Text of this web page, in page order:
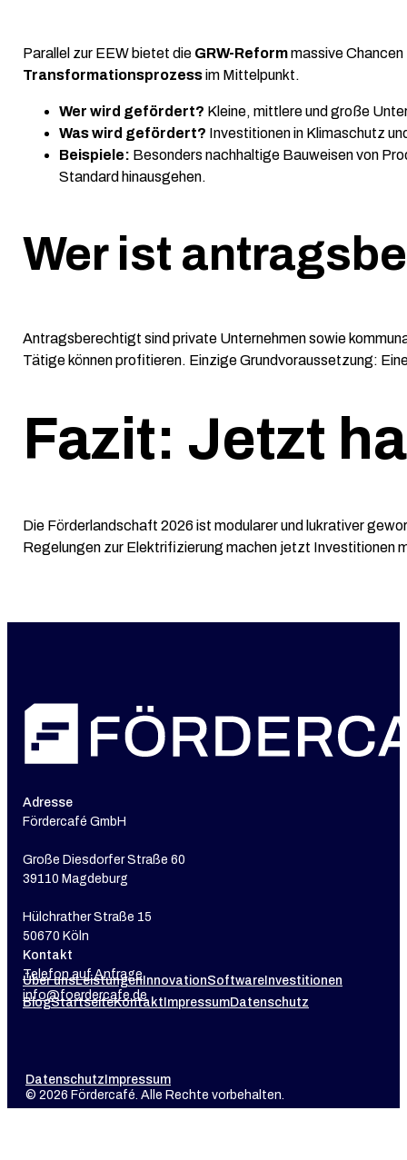
Parallel zur EEW bietet die GRW-Reformmassive
Transformationsprozessim Mittelpunkt.
Wer wird gefördert? Kleine, mittlere und große
Was wird gefördert? Investitionen in Klimaschutz
Beispiele: Besonders nachhaltige Bauweisen von
Standard hinausgehen.
Wer ist
Antragsberechtigt sind private Unternehmen sowie
Tätige können profitieren. Einzige Grundvoraussetzung:
Fazit: Jetzt
Die Förderlandschaft 2026 ist modularer und lukrativer
Regelungen zur Elektrifizierung machen jetzt Investitionen
Adresse
Fördercafé GmbH
Große Diesdorfer Straße 60
39110 Magdeburg
Hülchrather Straße 15
50670 Köln
Kontakt
Telefon auf Anfrage
info@foerdercafe.de
Über unsLeistungen InnovationSoftware Investitionen
BlogStartseiteKontakt ImpressumDatenschutz
© 2026 Fördercafé. Alle Rechte vorbehalten.
Datenschutz Impressum